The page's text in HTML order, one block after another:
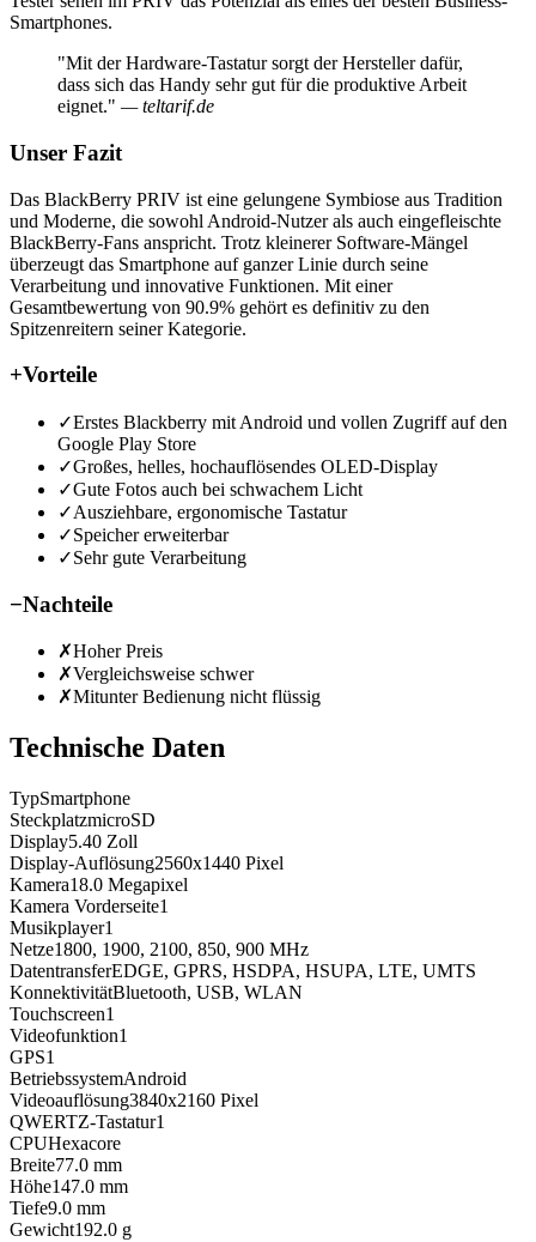
Smartphones.
"Mit der Hardware-Tastatur sorgt der Hersteller dafür,
dass sich das Handy sehr gut für die produktive Arbeit
eignet." — teltarif.de
Unser Fazit
Das BlackBerry PRIV ist eine gelungene Symbiose aus Tradition
und Moderne, die sowohl Android-Nutzer als auch eingefleischte
BlackBerry-Fans anspricht. Trotz kleinerer Software-Mängel
überzeugt das Smartphone auf ganzer Linie durch seine
Verarbeitung und innovative Funktionen. Mit einer
Gesamtbewertung von 90.9% gehört es definitiv zu den
Spitzenreitern seiner Kategorie.
+Vorteile
✓Erstes Blackberry mit Android und vollen Zugriff auf den
Google Play Store
✓Großes, helles, hochauflösendes OLED-Display
✓Gute Fotos auch bei schwachem Licht
✓Ausziehbare, ergonomische Tastatur
✓Speicher erweiterbar
✓Sehr gute Verarbeitung
−Nachteile
✗Hoher Preis
✗Vergleichsweise schwer
✗Mitunter Bedienung nicht flüssig
Technische Daten
TypSmartphone
SteckplatzmicroSD
Display5.40 Zoll
Display-Auflösung2560x1440 Pixel
Kamera18.0 Megapixel
Kamera Vorderseite1
Musikplayer1
Netze1800, 1900, 2100, 850, 900 MHz
DatentransferEDGE, GPRS, HSDPA, HSUPA, LTE, UMTS
KonnektivitätBluetooth, USB, WLAN
Touchscreen1
Videofunktion1
GPS1
BetriebssystemAndroid
Videoauflösung3840x2160 Pixel
QWERTZ-Tastatur1
CPUHexacore
Breite77.0 mm
Höhe147.0 mm
Tiefe9.0 mm
Gewicht192.0 g